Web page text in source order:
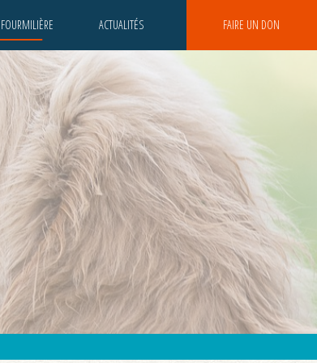
ACTUALITÉS FAIRE UN DON